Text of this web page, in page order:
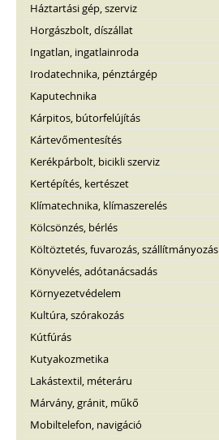
Háztartási gép, szerviz
Horgászbolt, díszállat
Ingatlan, ingatlainroda
Irodatechnika, pénztárgép
Kaputechnika
Kárpitos, bútorfelújítás
Kártevőmentesítés
Kerékpárbolt, bicikli szerviz
Kertépítés, kertészet
Klímatechnika, klímaszerelés
Kölcsönzés, bérlés
Költöztetés, fuvarozás, szállítmányozás
Könyvelés, adótanácsadás
Környezetvédelem
Kultúra, szórakozás
Kútfúrás
Kutyakozmetika
Lakástextil, méteráru
Márvány, gránit, műkő
Mobiltelefon, navigáció